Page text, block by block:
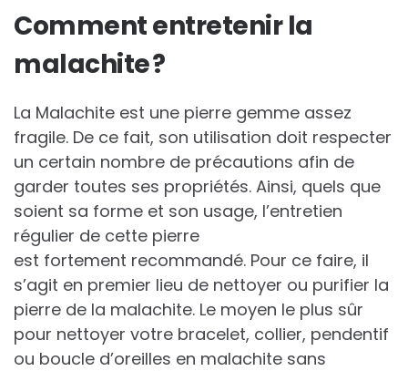
Comment entretenir la
malachite ?
La Malachite est une pierre gemme assez
fragile. De ce fait, son utilisation doit respecter
un certain nombre de précautions afin de
garder toutes ses propriétés. Ainsi, quels que
soient sa forme et son usage, l’entretien
régulier de cette pierre
est fortement recommandé. Pour ce faire, il
s’agit en premier lieu de nettoyer ou purifier la
pierre de la malachite. Le moyen le plus sûr
pour nettoyer votre bracelet, collier, pendentif
ou boucle d’oreilles en malachite sans